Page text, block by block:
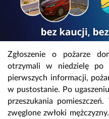
Zgłoszenie o pożarze
otrzymali w niedzielę po
pierwszych informacji,
w pustostanie. Po
przeszukania
zwęglone zwłoki